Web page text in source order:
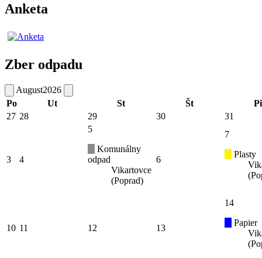
Anketa
Zber odpadu
August2026
Po
Ut St Št
Pi
27 28 29 30 31
3 4
5
Komunálny
odpad
Vikartovce
(Poprad)
6
7
Plasty
10 11 12 13
14
Papier